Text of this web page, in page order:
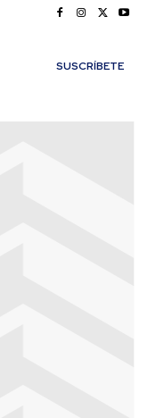
SUSCRÍBETE